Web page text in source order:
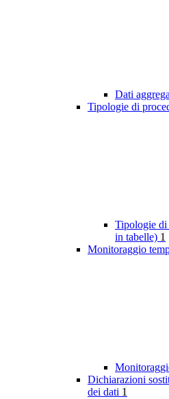
Dati
Tipologie di
Tipologie di
in tabelle) 1
Monitoraggio
Dichiarazioni
dei dati 1